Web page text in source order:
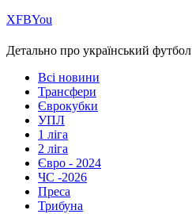
ХFBYou
Детально про український футбол
Всі новини
Трансфери
Єврокубки
УПЛ
1 ліга
2 ліга
Євро - 2024
ЧС -2026
Преса
Трибуна